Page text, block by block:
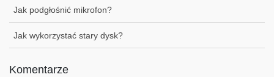
Jak podgłośnić mikrofon?
Jak wykorzystać stary dysk?
Komentarze